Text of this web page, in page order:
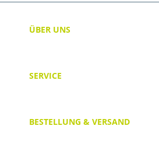
ÜBER UNS
SERVICE
BESTELLUNG & VERSAND